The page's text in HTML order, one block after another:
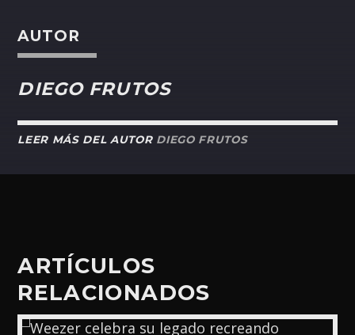
AUTOR
DIEGO FRUTOS
LEER MÁS DEL AUTOR DIEGO FRUTOS
ARTÍCULOS
RELACIONADOS